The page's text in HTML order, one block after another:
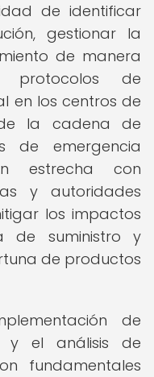
de identificar
gestionar la
de manera
protocolos de
en los centros de
la cadena de
de emergencia
estrecha con
y autoridades
los impactos
de suministro y
de productos
de
y el análisis de
fundamentales